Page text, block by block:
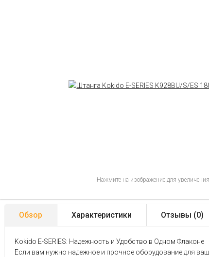
Нажмите на изображение для увеличения
Обзор Характеристики Отзывы (0)
Kokido E-SERIES: Надежность и Удобство в Одном Флаконе
Если вам нужно надежное и прочное оборудование для